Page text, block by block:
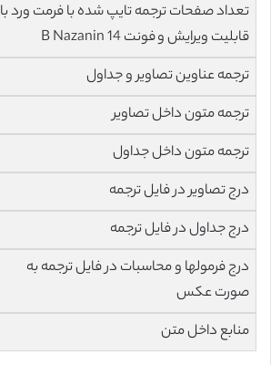
تعداد صفحات ترجمه تایپ شده با فرمت ورد با
قابلیت ویرایش و فونت 14 B Nazanin
ترجمه عناوین تصاویر و جداول
ترجمه متون داخل تصاویر
ترجمه متون داخل جداول
درج تصاویر در فایل ترجمه
درج جداول در فایل ترجمه
درج فرمولها و محاسبات در فایل ترجمه به
صورت عکس
منابع داخل متن